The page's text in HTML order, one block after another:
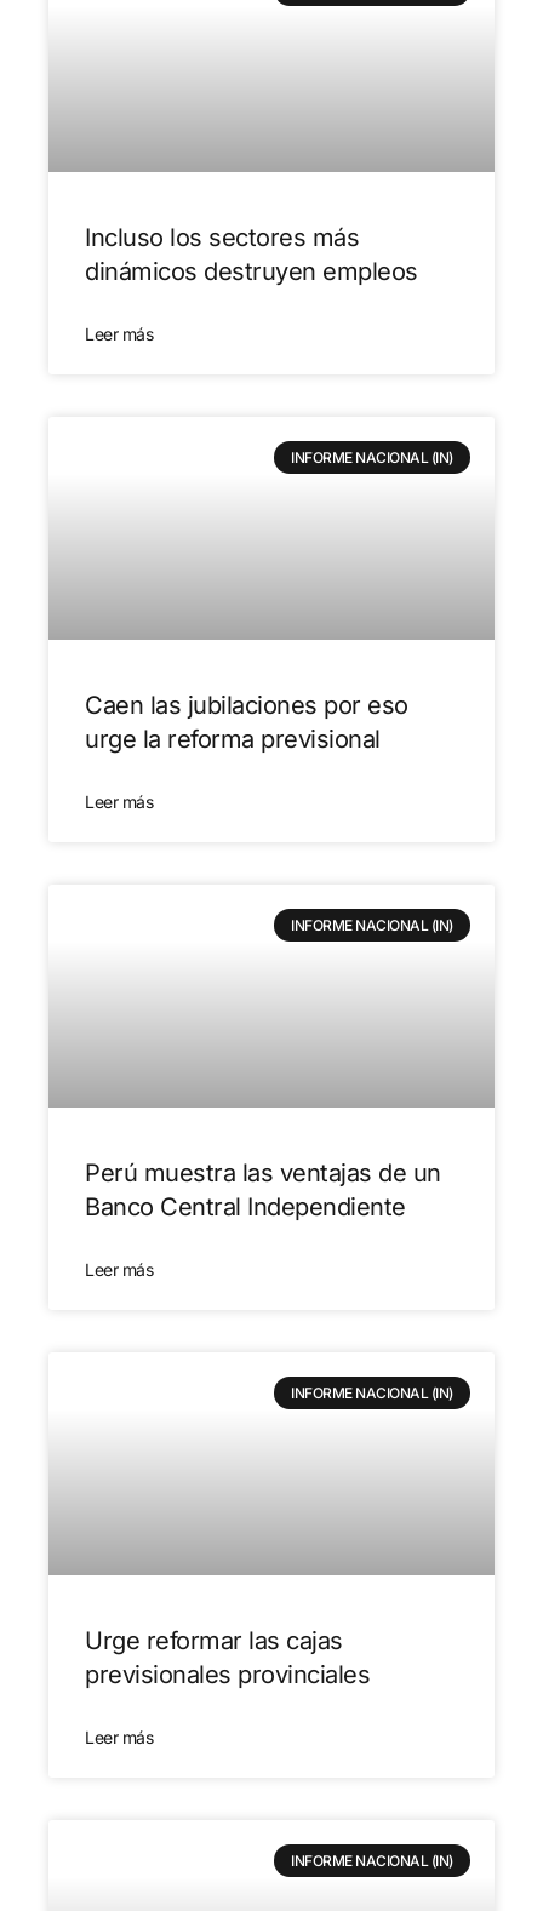
Incluso los sectores más
dinámicos destruyen empleos
Leer más
INFORME NACIONAL (IN)
Caen las jubilaciones por eso
urge la reforma previsional
Leer más
INFORME NACIONAL (IN)
Perú muestra las ventajas de un
Banco Central Independiente
Leer más
INFORME NACIONAL (IN)
Urge reformar las cajas
previsionales provinciales
Leer más
INFORME NACIONAL (IN)